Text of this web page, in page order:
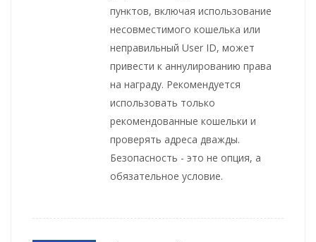
пунктов, включая использование
несовместимого кошелька или
неправильный User ID, может
привести к аннулированию права
на награду. Рекомендуется
использовать только
рекомендованные кошельки и
проверять адреса дважды.
Безопасность - это не опция, а
обязательное условие.